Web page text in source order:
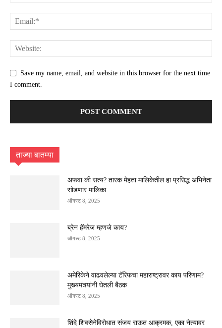
Save my name, email, and website in this browser for the next time
I comment.
ताज्या बातम्या
अफवा की सत्य? तारक मेहता मालिकेतील हा प्रसिद्ध अभिनेता
सोडणार मालिका
ऑगस्ट 8, 2025
ब्रेन हॅमरेज म्हणजे काय?
ऑगस्ट 8, 2025
अमेरिकेने वाढवलेल्या टॅरिफचा महाराष्ट्रावर काय परिणाम?
मुख्यमंत्र्यांनी घेतली बैठक
ऑगस्ट 8, 2025
शिंदे शिवसेनेविरोधात संजय राऊत आक्रमक, एका नेत्यावर